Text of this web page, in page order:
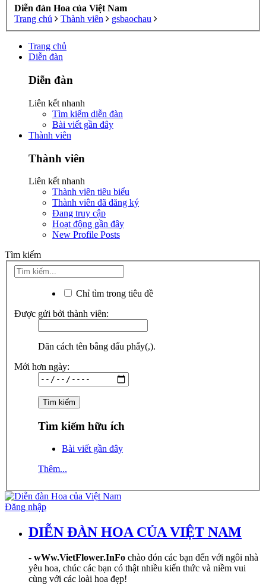
Diễn đàn Hoa của Việt Nam
Trang chủ
Thành viên gsbaochau
Trang chủ
Diễn đàn
Diễn đàn
Liên kết nhanh
Tìm kiếm diễn đàn
Bài viết gần đây
Thành viên
Thành viên
Liên kết nhanh
Thành viên tiêu biểu
Thành viên đã đăng ký
Đang truy cập
Hoạt động gần đây
New Profile Posts
Tìm kiếm
Chỉ tìm trong tiêu đề
Được gửi bởi thành viên:
Dãn cách tên bằng dấu phẩy(,).
Mới hơn ngày:
Tìm kiếm hữu ích
Bài viết gần đây
Thêm...
Đăng nhập
DIỄN ĐÀN HOA CỦA VIỆT NAM
- wWw.VietFlower.InFo chào đón các bạn đến với ngôi nhà
yêu hoa, chúc các bạn có thật nhiều kiến thức và niềm vui
cùng với các loài hoa đẹp!